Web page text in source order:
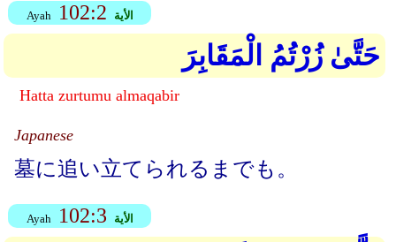
Ayah 102:2 الأية
حَتَّىٰ زُرْتُمُ الْمَقَابِرَ
Hatta zurtumu almaqabir
Japanese
墓に追い立てられるまでも。
Ayah 102:3 الأية